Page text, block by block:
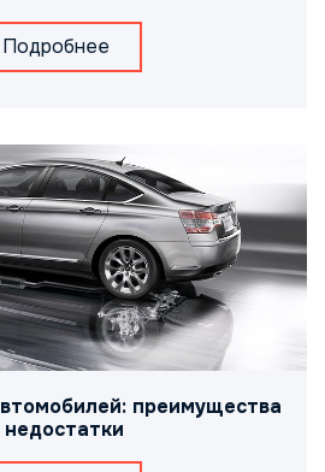
Подробнее
преимущества
недостатки